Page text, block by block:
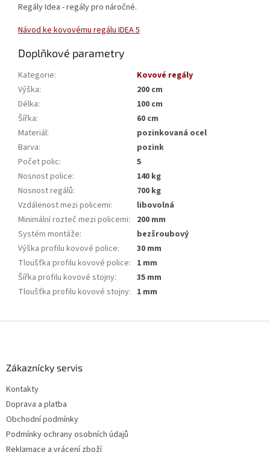
Regály Idea - regály pro náročné.
Návod ke kovovému regálu IDEA 5
Doplňkové parametry
Kategorie:
Kovové regály
Výška:
200 cm
Délka:
100 cm
Šířka:
60 cm
Materiál:
pozinkovaná ocel
Barva:
pozink
Počet polic:
5
Nosnost police:
140 kg
Nosnost regálů:
700 kg
Vzdálenost mezi policemi:
libovolná
Minimální rozteč mezi policemi:
200 mm
Systém montáže:
bezšroubový
Výška profilu kovové police:
30 mm
Tloušťka profilu kovové police: 1 mm
Šířka profilu kovové stojny:
35 mm
Tloušťka profilu kovové stojny: 1 mm
Zákaznícky servis
Kontakty
Doprava a platba
Obchodní podmínky
Podmínky ochrany osobních údajů
Reklamace a vrácení zboží